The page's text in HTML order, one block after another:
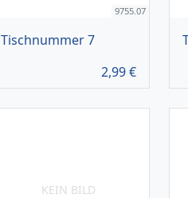
9755.07
Tischnummer 7
2,99€
KEIN BILD